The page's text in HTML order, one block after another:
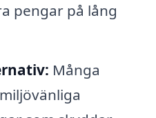
pengar på lång
Många